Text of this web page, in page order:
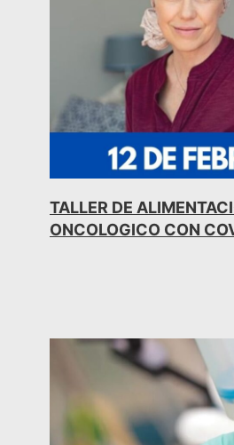
TALLER DE
ONCOLOGICO CON